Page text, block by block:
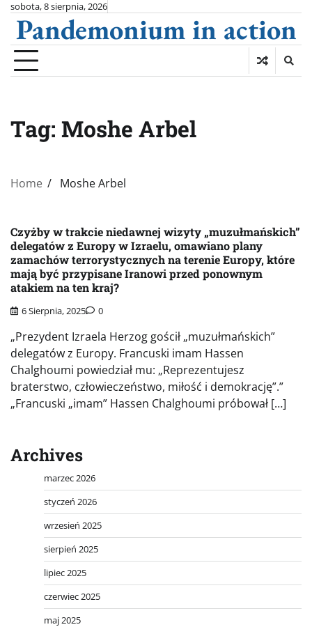
Skip
content
sobota, 8 sierpnia, 2026
Pandemonium in action
Tag: Moshe Arbel
Home Moshe Arbel
Czyżby w trakcie niedawnej wizyty „muzułmańskich”
delegatów z Europy w Izraelu, omawiano plany
zamachów terrorystycznych na terenie Europy, które
mają być przypisane Iranowi przed ponownym
atakiem na ten kraj?
6 Sierpnia, 2025 0
„Prezydent Izraela Herzog gościł „muzułmańskich”
delegatów z Europy. Francuski imam Hassen
Chalghoumi powiedział mu: „Reprezentujesz
braterstwo, człowieczeństwo, miłość i demokrację”.”
„Francuski „imam” Hassen Chalghoumi próbował […]
Archives
marzec 2026
styczeń 2026
wrzesień 2025
sierpień 2025
lipiec 2025
czerwiec 2025
maj 2025